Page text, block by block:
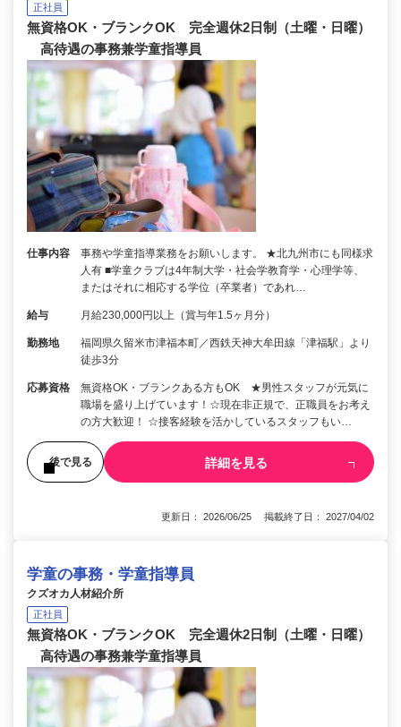
正社員
無資格OK・ブランクOK 完全週休2日制（土曜・日曜）
高待遇の事務兼学童指導員
仕事内容
事務や学童指導業務をお願いします。 ★北九州市にも同様求
人有 ■学童クラブは4年制大学・社会学教育学・心理学等、
またはそれに相応する学位（卒業者）であれ…
給与 月給230,000円以上（賞与年1.5ヶ月分）
勤務地
福岡県久留米市津福本町／西鉄天神大牟田線「津福駅」より
徒歩3分
応募資格
無資格OK・ブランクある方もOK ★男性スタッフが元気に
職場を盛り上げています！☆現在非正規で、正職員をお考え
の方大歓迎！ ☆接客経験を活かしているスタッフもい…
後で見る 詳細を見る
更新日： 2026/06/25 掲載終了日： 2027/04/02
学童の事務・学童指導員
クズオカ人材紹介所
正社員
無資格OK・ブランクOK 完全週休2日制（土曜・日曜）
高待遇の事務兼学童指導員